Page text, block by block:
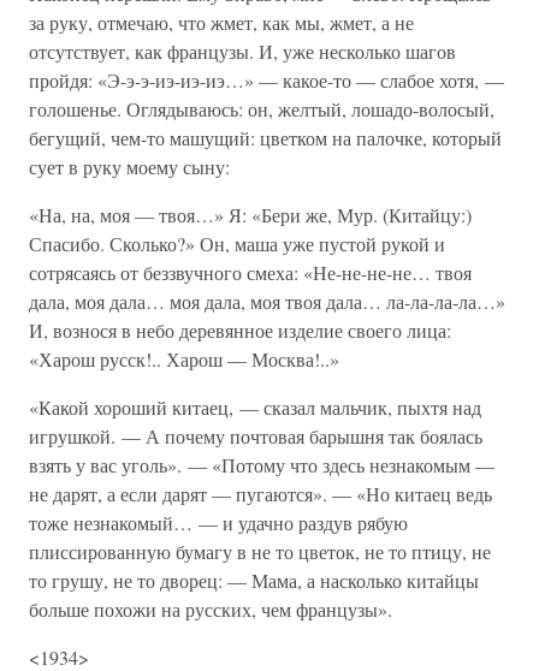
за руку, отмечаю, что жмет, как мы, жмет, а не
отсутствует, как французы. И, уже несколько шагов
пройдя: «Э-э-э-иэ-иэ-иэ…» — какое-то — слабое хотя, —
голошенье. Оглядываюсь: он, желтый, лошадо-волосый,
бегущий, чем-то машущий: цветком на палочке, который
сует в руку моему сыну:
«На, на, моя — твоя…» Я: «Бери же, Мур. (Китайцу:)
Спасибо. Сколько?» Он, маша уже пустой рукой и
сотрясаясь от беззвучного смеха: «Не-не-не-не… твоя
дала, моя дала… моя дала, моя твоя дала… ла-ла-ла-ла…»
И, вознося в небо деревянное изделие своего лица:
«Харош русск!.. Харош — Москва!..»
«Какой хороший китаец, — сказал мальчик, пыхтя над
игрушкой. — А почему почтовая барышня так боялась
взять у вас уголь». — «Потому что здесь незнакомым —
не дарят, а если дарят — пугаются». — «Но китаец ведь
тоже незнакомый… — и удачно раздув рябую
плиссированную бумагу в не то цветок, не то птицу, не
то грушу, не то дворец: — Мама, а насколько китайцы
больше похожи на русских, чем французы».
<1934>